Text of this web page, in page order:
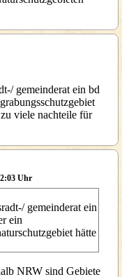
gemeinderat ein bd
viele nachteile für
Uhr
gemeinderat ein
ein
hätte
NRW sind Gebiete